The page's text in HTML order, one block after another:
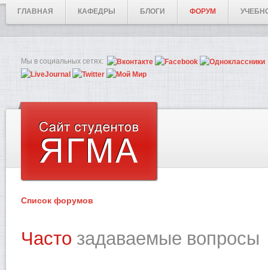
ГЛАВНАЯ КАФЕДРЫ БЛОГИ ФОРУМ
Мы в социальных сетях:
Список форумов
Часто задаваемые вопросы